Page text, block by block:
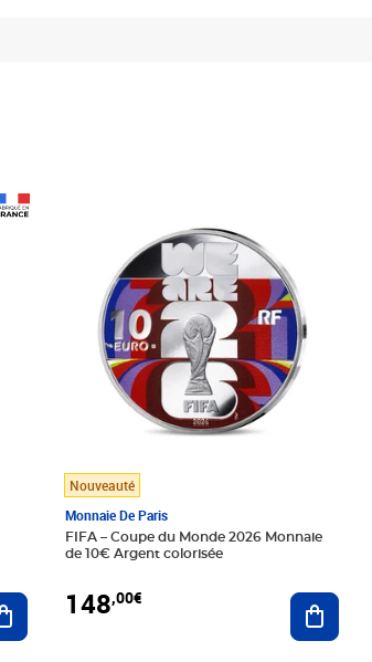
Ajouter au panier
Nouveauté
Monnaie De Paris
FIFA – Coupe du Monde 2026 Monnaie
de 10€ Argent colorisée
148,00€